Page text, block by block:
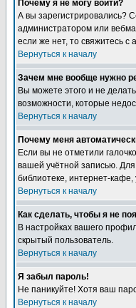
Почему я не могу войти?
А вы зарегистрировались?
администратором или
если же нет, то свяжитесь
Вернуться к началу
Зачем мне вообще нужно
Вы можете этого и не
возможности, которые
Вернуться к началу
Почему меня
Если вы не отметили
вашей учётной записью.
библиотеке, интернет-кафе,
Вернуться к началу
Как сделать, чтобы я не
В настройках вашего
скрытый пользователь.
Вернуться к началу
Я забыл пароль!
Не паникуйте! Хотя ваш
Вернуться к началу